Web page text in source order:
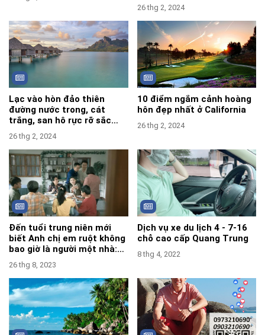
26 thg 2, 2024
Lạc vào hòn đảo thiên
đường nước trong, cát
trắng, san hô rực rỡ sắc
màu
26 thg 2, 2024
10 điểm ngắm cảnh hoàng
hôn đẹp nhất ở California
26 thg 2, 2024
Đến tuổi trung niên mới
biết Anh chị em ruột không
bao giờ là người một nhà:
Đau mà thật
26 thg 8, 2023
Dịch vụ xe du lịch 4 - 7-16
chỗ cao cấp Quang Trung
8 thg 4, 2022